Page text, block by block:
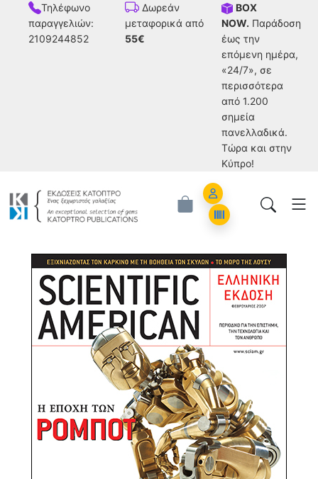
Τηλέφωνο
παραγγελιών:
2109244852
Δωρεάν
μεταφορικά από
55€
BOX
NOW. Παράδοση
έως την
επόμενη ημέρα,
«24/7», σε
περισσότερα
από 1.200
σημεία
πανελλαδικά.
Tώρα και στην
Κύπρο!
Account
Orders